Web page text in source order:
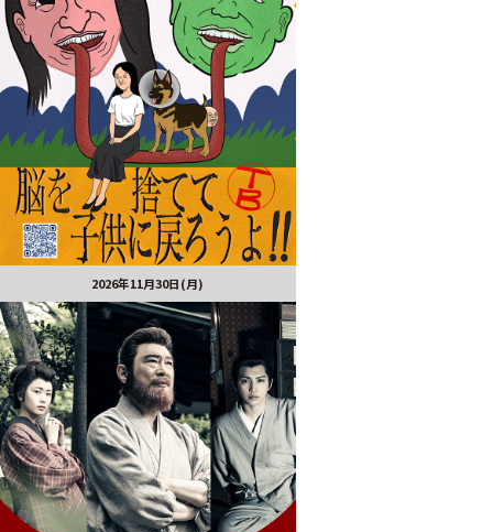
2026年11月30日(月)